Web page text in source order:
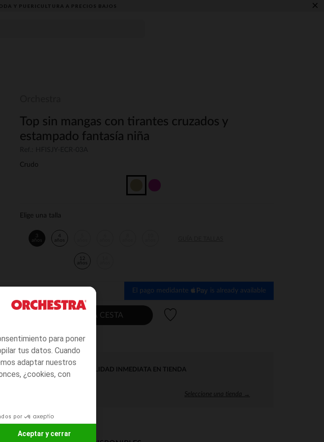
para poner
tus datos. Cuando
adaptar nuestros
¿cookies, con
por
Aceptar y cerrar
Y PUERICULTURA A PRECIOS BAJOS ×
Top sin mangas con tirantes cruzados y
estampado fantasía niña
Crudo
Elige una talla
3
años
4
años
12
años
El pago medidante is already available
AÑADIR A LA CESTA
DISPONIBILIDAD INMEDIATA EN TIENDA
Seleccione una tienda →